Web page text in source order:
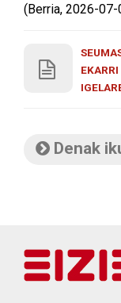
(Berria, 2026-07-
Denak